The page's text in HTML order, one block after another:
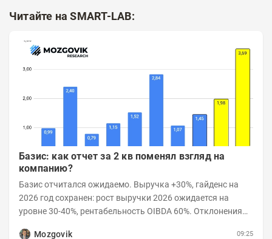
Читайте на SMART-LAB:
Базис: как отчет за 2 кв поменял взгляд на
компанию?
Базис отчитался ожидаемо. Выручка +30%, гайденс на
2026 год сохранен: рост выручки 2026 ожидается на
уровне 30-40%, рентабельность OIBDA 60%. Отклонения
Mozgovik
09:25